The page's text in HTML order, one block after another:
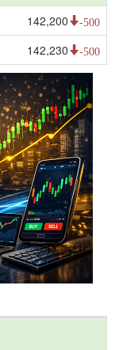
142,200 -500
142,230 -500